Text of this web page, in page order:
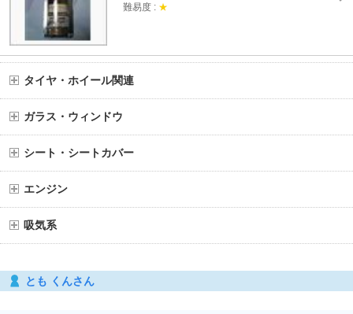
難易度 : ★
タイヤ・ホイール関連
ガラス・ウィンドウ
シート・シートカバー
エンジン
吸気系
とも くんさん